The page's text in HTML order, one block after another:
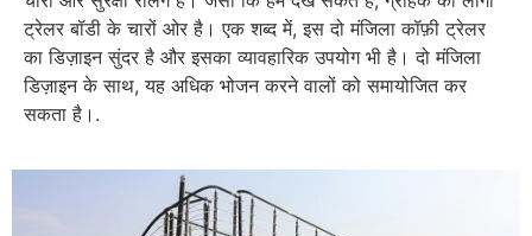
ट्रेलर बॉडी के चारों ओर है। एक शब्द में, इस दो मंजिला कॉफ़ी ट्रेलर
का डिज़ाइन सुंदर है और इसका व्यावहारिक उपयोग भी है। दो मंजिला
डिज़ाइन के साथ, यह अधिक भोजन करने वालों को समायोजित कर
सकता है।.